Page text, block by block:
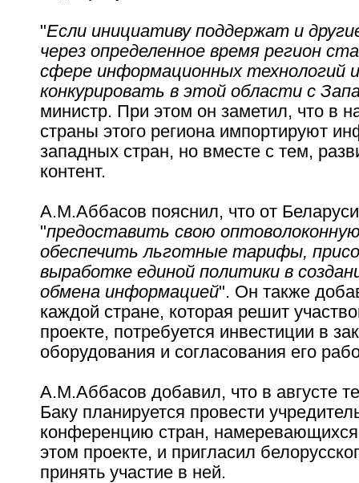
"Если инициативу поддержат и
через определенное время регион
сфере информационных технологий
конкурировать в этой области с
министр. При этом он заметил, что в
страны этого региона импортируют
западных стран, но вместе с тем,
контент.
А.М.Аббасов пояснил, что от
"предоставить свою
обеспечить льготные тарифы,
выработке единой политики в
обмена информацией". Он также
каждой стране, которая решит
проекте, потребуется инвестиции в
оборудования и согласования его
А.М.Аббасов добавил, что в августе
Баку планируется провести
конференцию стран, намеревающихся
этом проекте, и пригласил
принять участие в ней.